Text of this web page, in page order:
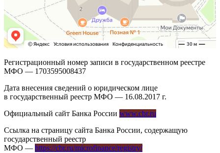
Регистрационный номер записи в государственном реестре
МФО — 1703595008437
Дата внесения сведений о юридическом лице
в государственный реестр МФО — 16.08.2017 г.
Официальный сайт Банка России www.cbr.ru
Ссылка на страницу сайта Банка России, содержащую
государственный реестр
МФО — https://cbr.ru/microfinance/registry/